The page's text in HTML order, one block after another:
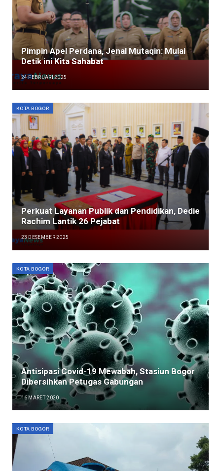
Pimpin Apel Perdana, Jenal Mutaqin: Mulai
Detik ini Kita Sahabat
24 FEBRUARI 2025
KOTA BOGOR
Perkuat Layanan Publik dan Pendidikan, Dedie
Rachim Lantik 26 Pejabat
23 DESEMBER 2025
KOTA BOGOR
Antisipasi Covid-19 Mewabah, Stasiun Bogor
Dibersihkan Petugas Gabungan
16 MARET 2020
KOTA BOGOR